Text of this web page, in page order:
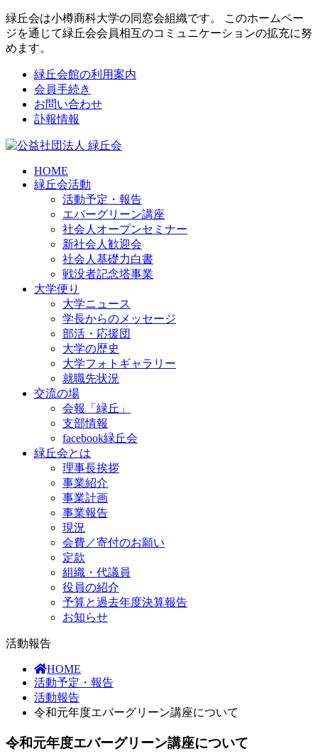
緑丘会は小樽商科大学の同窓会組織です。 このホームペー
ジを通じて緑丘会会員相互のコミュニケーションの拡充に努
めます。
緑丘会館の利用案内
会員手続き
お問い合わせ
訃報情報
HOME
緑丘会活動
活動予定・報告
エバーグリーン講座
社会人オープンセミナー
新社会人歓迎会
社会人基礎力白書
戦没者記念塔事業
大学便り
大学ニュース
学長からのメッセージ
部活・応援団
大学の歴史
大学フォトギャラリー
就職先状況
交流の場
会報「緑丘」
支部情報
facebook緑丘会
緑丘会とは
理事長挨拶
事業紹介
事業計画
事業報告
現況
会費／寄付のお願い
定款
組織・代議員
役員の紹介
予算と過去年度決算報告
お知らせ
活動報告
HOME
活動予定・報告
活動報告
令和元年度エバーグリーン講座について
令和元年度エバーグリーン講座について